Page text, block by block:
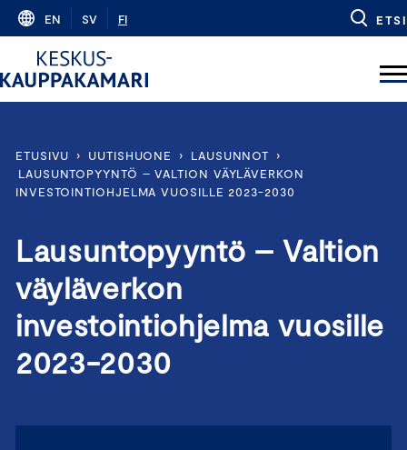
Skip
content
EN SV FI ETSI
ETUSIVU › UUTISHUONE › LAUSUNNOT
›
LAUSUNTOPYYNTÖ – VALTION VÄYLÄVERKON
INVESTOINTIOHJELMA VUOSILLE 2023-2030
Lausuntopyyntö – Valtion
väyläverkon
investointiohjelma vuosille
2023-2030